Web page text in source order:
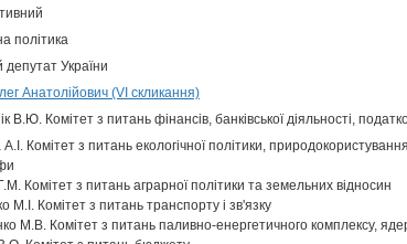
політика
України
Анатолійович (VI скликання)
В.Ю. Комітет з питань фінансів, банківської діяльності,
Комітет з питань екологічної політики, природокористування
Комітет з питань аграрної політики та земельних відносин
М.І. Комітет з питань транспорту і зв'язку
М.В. Комітет з питань паливно-енергетичного комплексу,